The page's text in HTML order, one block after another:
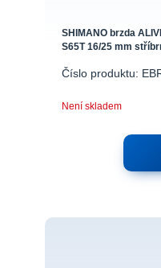
SHIMANO brzda
S65T 16/25 mm
Číslo produktu:
Není skladem